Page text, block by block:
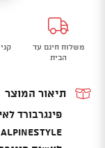
ALPINESTYLE
Arbel
משלוח חינם עד
הבית
תיאור המוצר
פינגרבורד